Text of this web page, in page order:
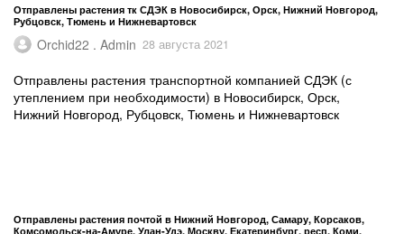
Отправлены растения тк СДЭК в Новосибирск, Орск, Нижний Новгород,
Рубцовск, Тюмень и Нижневартовск
Orchid22 . Admin 28 августа 2021
Отправлены растения транспортной компанией СДЭК (с
утеплением при необходимости) в Новосибирск, Орск,
Нижний Новгород, Рубцовск, Тюмень и Нижневартовск
Отправлены растения почтой в Нижний Новгород, Самару, Корсаков,
Комсомольск-на-Амуре, Улан-Удэ, Москву, Екатеринбург, респ. Коми,